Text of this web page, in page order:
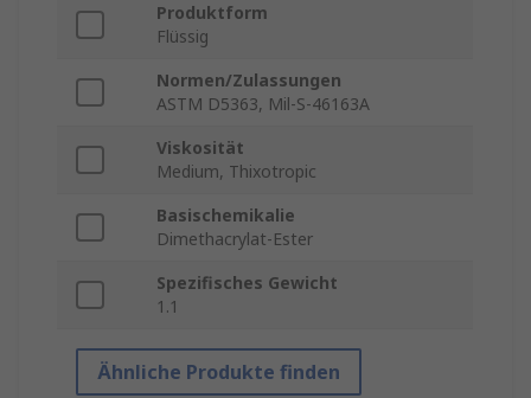
Produktform
Flüssig
Normen/Zulassungen
ASTM D5363, Mil-S-46163A
Viskosität
Medium, Thixotropic
Basischemikalie
Dimethacrylat-Ester
Spezifisches Gewicht
1.1
Ähnliche Produkte finden